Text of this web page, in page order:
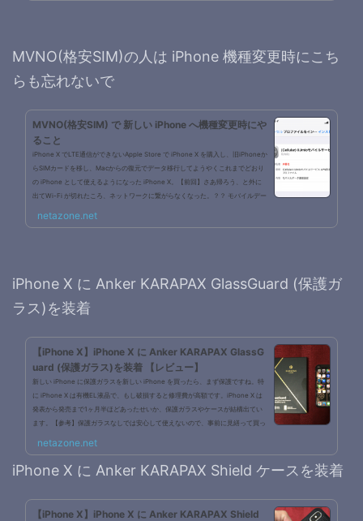
MVNO(格安SIM)の人は iPhone 機種変更時にこち
らも忘れないで
MVNO(格安SIM) で 新しい iPhone へ機種変更時にや
ること
iPhone X でLTE通信ができないApple Store で iPhone X を購入し、旧iPhoneか
らSIMカードを移し、Macからの復元でデータ移行してようやくこれまでどおり
の iPhone として使えるようになった iPhone X。【前回】さあ帰ろう、と外に
出てWi-Fi が切れたころ、ネットワークに繋がらなくなった。？？ モバイルデー
netazone.net
iPhone X に Anker KARAPAX GlassGuard (保護ガ
ラス)を装着
【iPhone X】iPhone X に Anker KARAPAX GlassG
uard (保護ガラス)を装着 【レビュー】
新しい iPhone に保護ガラスを新しい iPhone を買ったら、まず保護ですね。特
に iPhone X は有機EL液晶で、もし破損すると修理費が高額です。iPhone X は
発表から発売まで1ヶ月半ほどあったせいか、保護ガラスやケースが結構出てい
ます。【参考】保護ガラスなしでは安心して使えないので、事前に見繕って買っ
い)のため、ずっとこちらを継続して購入しています。Anker KARAPAX Gla...
netazone.net
iPhone X に Anker KARAPAX Shield ケースを装着
【iPhone X】iPhone X に Anker KARAPAX Shield